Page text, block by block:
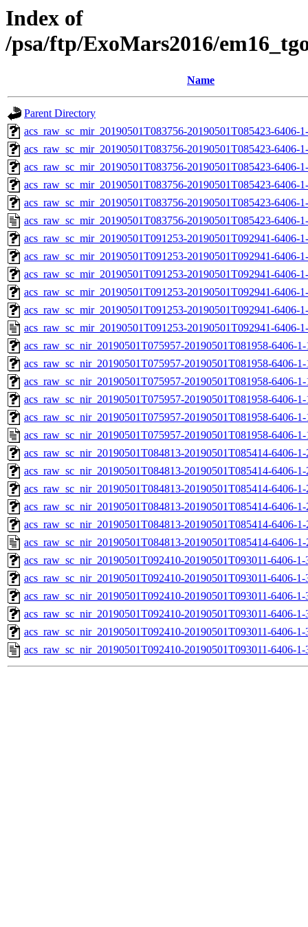
Index of
/psa/ftp/ExoMars2016/
Name
Parent Directory
acs_raw_sc_mir_20190501T083756-20190501T085423-6406-
acs_raw_sc_mir_20190501T083756-20190501T085423-6406-
acs_raw_sc_mir_20190501T083756-20190501T085423-6406-
acs_raw_sc_mir_20190501T083756-20190501T085423-6406-
acs_raw_sc_mir_20190501T083756-20190501T085423-6406-
acs_raw_sc_mir_20190501T083756-20190501T085423-6406-
acs_raw_sc_mir_20190501T091253-20190501T092941-6406-
acs_raw_sc_mir_20190501T091253-20190501T092941-6406-
acs_raw_sc_mir_20190501T091253-20190501T092941-6406-
acs_raw_sc_mir_20190501T091253-20190501T092941-6406-
acs_raw_sc_mir_20190501T091253-20190501T092941-6406-
acs_raw_sc_mir_20190501T091253-20190501T092941-6406-
acs_raw_sc_nir_20190501T075957-20190501T081958-6406-
acs_raw_sc_nir_20190501T075957-20190501T081958-6406-
acs_raw_sc_nir_20190501T075957-20190501T081958-6406-
acs_raw_sc_nir_20190501T075957-20190501T081958-6406-
acs_raw_sc_nir_20190501T075957-20190501T081958-6406-
acs_raw_sc_nir_20190501T075957-20190501T081958-6406-
acs_raw_sc_nir_20190501T084813-20190501T085414-6406-
acs_raw_sc_nir_20190501T084813-20190501T085414-6406-
acs_raw_sc_nir_20190501T084813-20190501T085414-6406-
acs_raw_sc_nir_20190501T084813-20190501T085414-6406-
acs_raw_sc_nir_20190501T084813-20190501T085414-6406-
acs_raw_sc_nir_20190501T084813-20190501T085414-6406-
acs_raw_sc_nir_20190501T092410-20190501T093011-6406-
acs_raw_sc_nir_20190501T092410-20190501T093011-6406-
acs_raw_sc_nir_20190501T092410-20190501T093011-6406-
acs_raw_sc_nir_20190501T092410-20190501T093011-6406-
acs_raw_sc_nir_20190501T092410-20190501T093011-6406-
acs_raw_sc_nir_20190501T092410-20190501T093011-6406-